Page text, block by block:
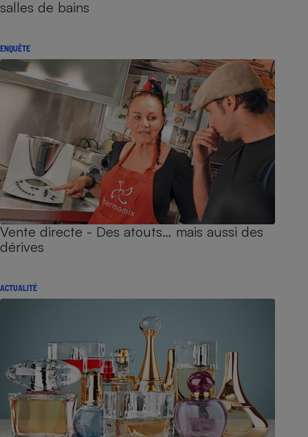
salles de bains
ENQUÊTE
Vente directe - Des atouts… mais aussi des
dérives
ACTUALITÉ